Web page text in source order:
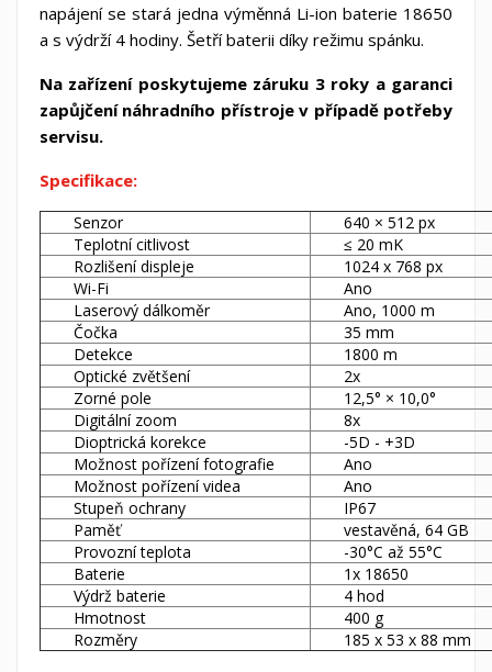
napájení se stará jedna výměnná Li-ion baterie 18650
a s výdrží 4 hodiny. Šetří baterii díky režimu spánku.
Na zařízení poskytujeme záruku 3 roky a garanci
zapůjčení náhradního přístroje v případě potřeby
servisu.
Specifikace:
Senzor
640 × 512 px
Teplotní citlivost
≤ 20 mK
Rozlišení displeje
1024 x 768 px
Wi-Fi
Ano
Laserový dálkoměr
Ano, 1000 m
Čočka
35 mm
Detekce
1800 m
Optické zvětšení
2x
Zorné pole
12,5° × 10,0°
Digitální zoom
8x
Dioptrická korekce
-5D - +3D
Možnost pořízení fotografie
Ano
Možnost pořízení videa
Ano
Stupeň ochrany
IP67
Paměť
vestavěná, 64 GB
Provozní teplota
-30°C až 55°C
Baterie
1x 18650
Výdrž baterie
4 hod
Hmotnost
400 g
Rozměry
185 x 53 x 88 mm